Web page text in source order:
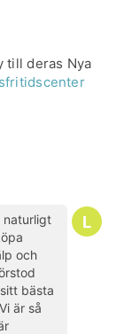
till deras Nya
naturligt
och
bästa
är så